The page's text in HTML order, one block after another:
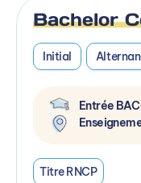
Bachelor
Initial
Entrée
Titre RNCP